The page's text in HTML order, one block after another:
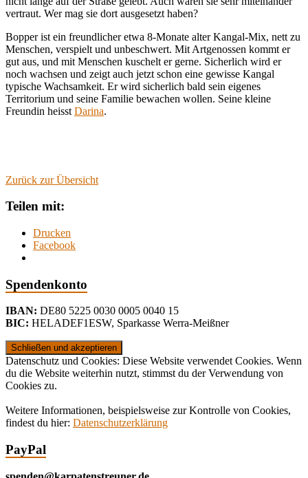
vertraut. Wer mag sie dort ausgesetzt haben?
Bopper ist ein freundlicher etwa 8-Monate alter Kangal-Mix, nett zu
Menschen, verspielt und unbeschwert. Mit Artgenossen kommt er
gut aus, und mit Menschen kuschelt er gerne. Sicherlich wird er
noch wachsen und zeigt auch jetzt schon eine gewisse Kangal
typische Wachsamkeit. Er wird sicherlich bald sein eigenes
Territorium und seine Familie bewachen wollen. Seine kleine
Freundin heisst Darina.
Zurück zur Übersicht
Teilen mit:
Drucken
Facebook
Spendenkonto
IBAN: DE80 5225 0030 0005 0040 15
BIC: HELADEF1ESW, Sparkasse Werra-Meißner
Datenschutz und Cookies: Diese Website verwendet Cookies. Wenn
du die Website weiterhin nutzt, stimmst du der Verwendung von
Cookies zu.
Weitere Informationen, beispielsweise zur Kontrolle von Cookies,
findest du hier: Datenschutzerklärung
PayPal